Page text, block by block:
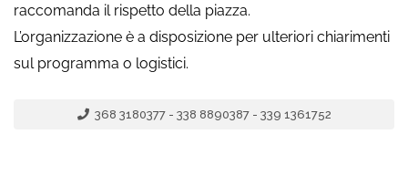
raccomanda il rispetto della piazza.
L’organizzazione è a disposizione per ulteriori chiarimenti
sul programma o logistici.
368 3180377 - 338 8890387 - 339 1361752